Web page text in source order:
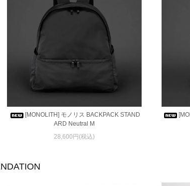
[MONOLITH] モノリス BACKPACK STAND
ARD Neutral M
28,600円(税込)